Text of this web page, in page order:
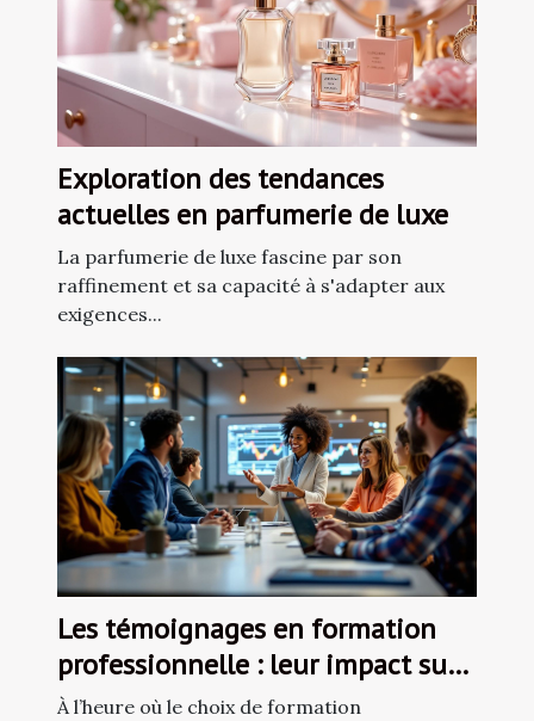
Exploration des tendances
actuelles en parfumerie de luxe
La parfumerie de luxe fascine par son
raffinement et sa capacité à s'adapter aux
exigences...
Les témoignages en formation
professionnelle : leur impact sur
le choix de cours
À l’heure où le choix de formation